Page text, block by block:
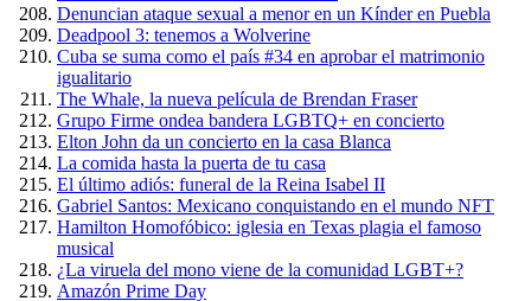
Denuncian ataque sexual a menor en un Kínder en Puebla
Deadpool 3: tenemos a Wolverine
Cuba se suma como el país #34 en aprobar el matrimonio
igualitario
The Whale, la nueva película de Brendan Fraser
Grupo Firme ondea bandera LGBTQ+ en concierto
Elton John da un concierto en la casa Blanca
La comida hasta la puerta de tu casa
El último adiós: funeral de la Reina Isabel II
Gabriel Santos: Mexicano conquistando en el mundo NFT
Hamilton Homofóbico: iglesia en Texas plagia el famoso
musical
¿La viruela del mono viene de la comunidad LGBT+?
Amazón Prime Day